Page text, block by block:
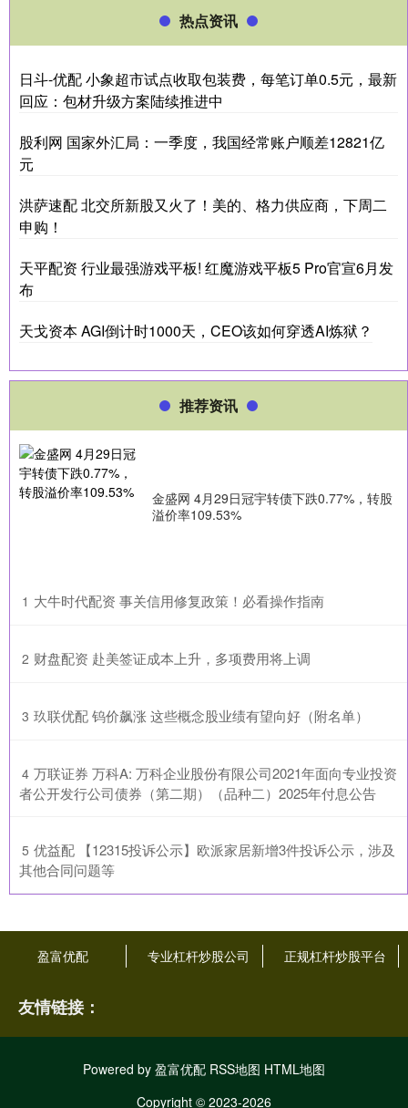
热点资讯
日斗-优配 小象超市试点收取包装费，每笔订单0.5元，最新
回应：包材升级方案陆续推进中
股利网 国家外汇局：一季度，我国经常账户顺差12821亿
元
洪萨速配 北交所新股又火了！美的、格力供应商，下周二
申购！
天平配资 行业最强游戏平板! 红魔游戏平板5 Pro官宣6月发
布
天戈资本 AGI倒计时1000天，CEO该如何穿透AI炼狱？
推荐资讯
金盛网 4月29日冠宇转债下跌0.77%，转股
溢价率109.53%
1 ​大牛时代配资 事关信用修复政策！必看操作指南
2 ​财盘配资 赴美签证成本上升，多项费用将上调
3 ​玖联优配 钨价飙涨 这些概念股业绩有望向好（附名单）
4 ​万联证券 万科A: 万科企业股份有限公司2021年面向专业投资
者公开发行公司债券（第二期）（品种二）2025年付息公告
5 ​优益配 【12315投诉公示】欧派家居新增3件投诉公示，涉及
其他合同问题等
盈富优配 专业杠杆炒股公司 正规杠杆炒股平台
友情链接：
Powered by 盈富优配 RSS地图 HTML地图
Copyright © 2023-2026